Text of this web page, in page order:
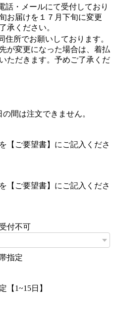
・メールにて受付しており
お届けを１７月下旬に変更
承ください。
所でお願いしております。
が変更になった場合は、着払
ただきます。予めご了承くだ
間は注文できません。
【ご要望書】にご記入くださ
【ご要望書】にご記入くださ
付不可
指定
【1~15日】